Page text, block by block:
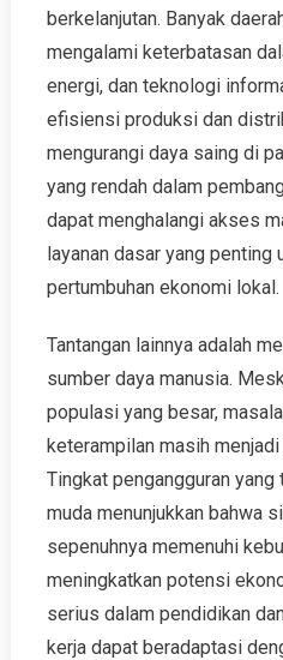
berkelanjutan. Banyak
mengalami keterbatasan
energi, dan teknologi
efisiensi produksi dan
mengurangi daya saing di
yang rendah dalam
dapat menghalangi akses
layanan dasar yang penting
pertumbuhan ekonomi lokal.
Tantangan lainnya adalah
sumber daya manusia.
populasi yang besar,
keterampilan masih
Tingkat pengangguran
muda menunjukkan bahwa
sepenuhnya memenuhi
meningkatkan potensi
serius dalam pendidikan
kerja dapat beradaptasi